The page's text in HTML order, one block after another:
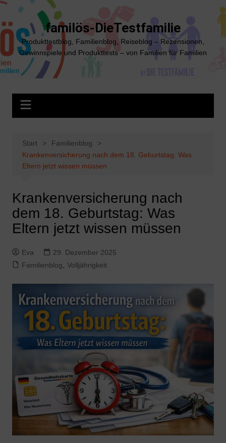
Zum
springen
familös-DieTestfamilie
Produkttestblog, Familienblog, Reiseblog – Rezensionen,
Gewinnspiele und Produkttests – von Familien für Familien
Start
Familienblog
Krankenversicherung nach dem 18. Geburtstag: Was
Eltern jetzt wissen müssen
Krankenversicherung nach
dem 18. Geburtstag: Was
Eltern jetzt wissen müssen
Eva
29. Dezember 2025
Familienblog
Volljährigkeit